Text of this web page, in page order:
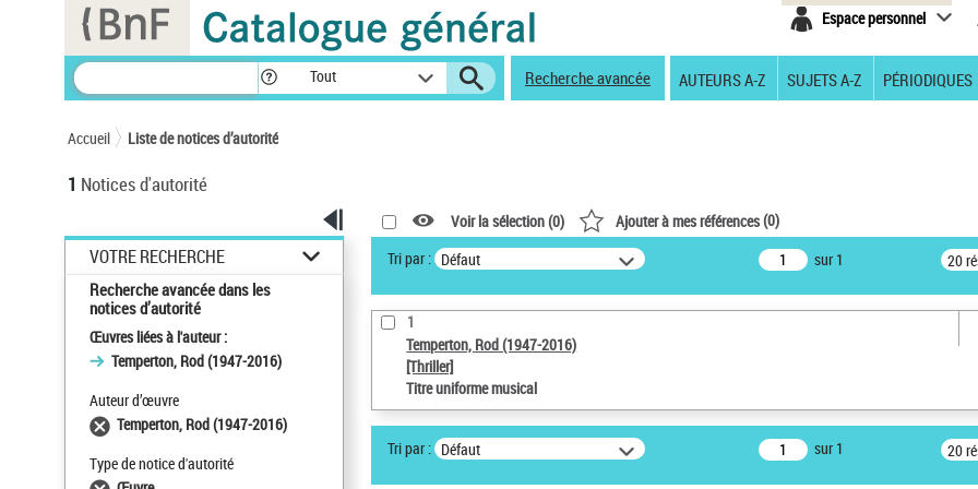
Espace personnel
Tout Recherche avancée AUTEURS A-Z SUJETS A-Z PÉRIODIQUES
Accueil Liste de notices d’autorité
1 Notices d'autorité
VOTRE RECHERCHE
Recherche avancée dans les
notices d’autorité
Œuvres liées à l'auteur :
Temperton, Rod (1947-2016)
Auteur d’œuvre
Temperton, Rod (1947-2016)
Type de notice d'autorité
Voir la sélection (0) Ajouter à mes références(0)
Tri par : Défaut sur 1 20
1
Temperton, Rod (1947-2016)
[Thriller]
Titre uniforme musical
Tri par : Défaut sur 1 20
Panneau de gestion des cookies